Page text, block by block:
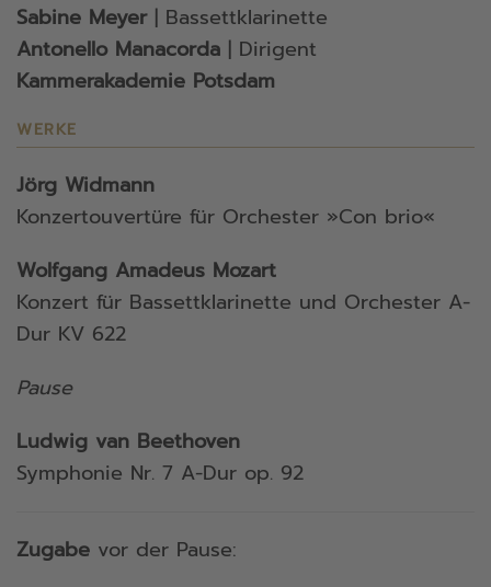
Sabine Meyer| Bassettklarinette
Antonello Manacorda | Dirigent
Kammerakademie Potsdam
WERKE
Jörg Widmann
Konzertouvertüre für Orchester »Con brio«
Wolfgang Amadeus Mozart
Konzert für Bassettklarinette und Orchester A-
Dur KV 622
Pause
Ludwig van Beethoven
Symphonie Nr. 7 A-Dur op. 92
Zugabe vor der Pause: